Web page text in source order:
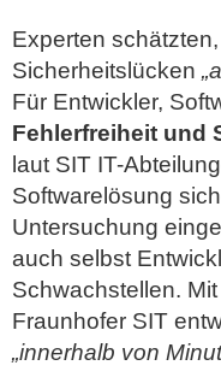
Experten
Sicherheitslücken
Für Entwickler,
Fehlerfreiheit und
laut SIT IT-
Softwarelösung
Untersuchung
auch selbst
Schwachstellen.
Fraunhofer SIT
„innerhalb von